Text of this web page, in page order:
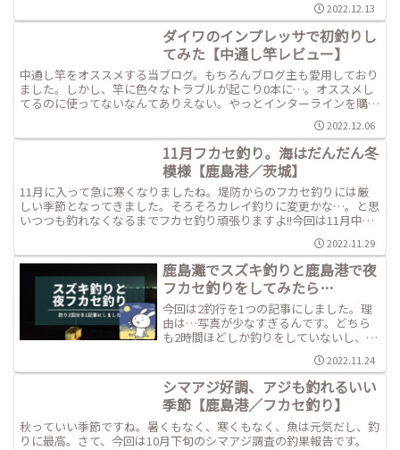
2022.12.13
ダイワのインプレッサで初釣りし
てみた【中通し竿レビュー】
中通し竿をオススメする当ブログ。もちろんブログ主も愛用しており
ました。しかし、竿に色々なトラブルが起こり0本に…。オススメし
てるのに使ってないなんてありえない。やっとインターラインを購入
2022.12.06
11月フカセ釣り。海はだんだん冬
模様【鹿島港／茨城】
11月に入って急に寒くなりましたね。堤防からのフカセ釣りには厳
しい季節となってきました。そろそろカレイ釣りに変更かな…。と思
いつつも釣れなくなるまでフカセ釣り頑張りますよ!!今回は11月中旬
2022.11.29
鹿島灘でスズキ釣りと鹿島港で夜
フカセ釣りをしてみたら…
今回は2釣行を1つの記事にしました。理
由は…写真が少なすぎるんです。どちら
も2時間ほどしか釣りをしていないし、写
真を沢山撮れるほどの釣果も…。そして
今回は10月中の釣果報告です。2022.11.24
シマアジ好調、アジも釣れるいい
季節【鹿島港／フカセ釣り】
秋っていい季節ですね。暑くもなく、寒くもなく、魚は元気だし、釣
りに最高。さて、今回は10月下旬のシマアジ調査の釣果報告です。